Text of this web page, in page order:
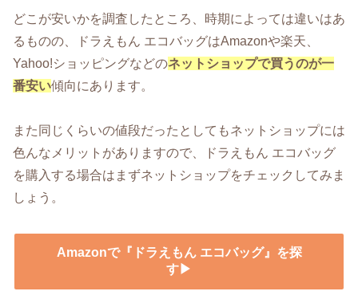
どこが安いかを調査したところ、時期によっては違いはあ
るものの、ドラえもん エコバッグはAmazonや楽天、
Yahoo!ショッピングなどのネットショップで買うのが一
番安い傾向にあります。
また同じくらいの値段だったとしてもネットショップには
色んなメリットがありますので、ドラえもん エコバッグ
を購入する場合はまずネットショップをチェックしてみま
しょう。
Amazonで『ドラえもん エコバッグ』を探
す▶